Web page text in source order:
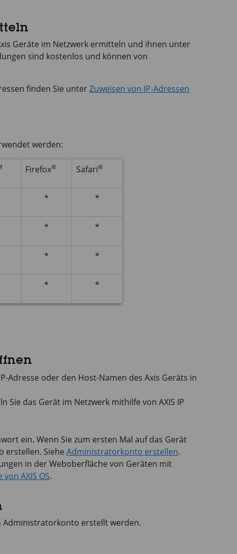
Geräte im Netzwerk ermitteln und ihnen unter
sind kostenlos und können von
finden Sie unterZuweisen von IP-Adressen
werden:
Firefox® Safari®
* *
* *
* *
* *
Adresse oder den Host-Namen des Axis Geräts in
Sie das Gerät im Netzwerk mithilfe von AXIS IP
ein. Wenn Sie zum ersten Mal auf das Gerät
erstellen. Siehe Administratorkonto erstellen.
in der Weboberfläche von Geräten mit
AXIS OS.
Administratorkonto erstellt werden.